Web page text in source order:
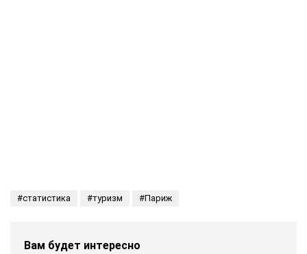
статистика туризм Париж
Вам будет интересно